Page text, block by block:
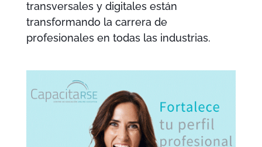
transversales y digitales están
transformando la carrera de
profesionales en todas las industrias.